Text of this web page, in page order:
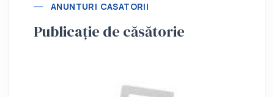
ANUNTURI CASATORII
Publicație de căsătorie